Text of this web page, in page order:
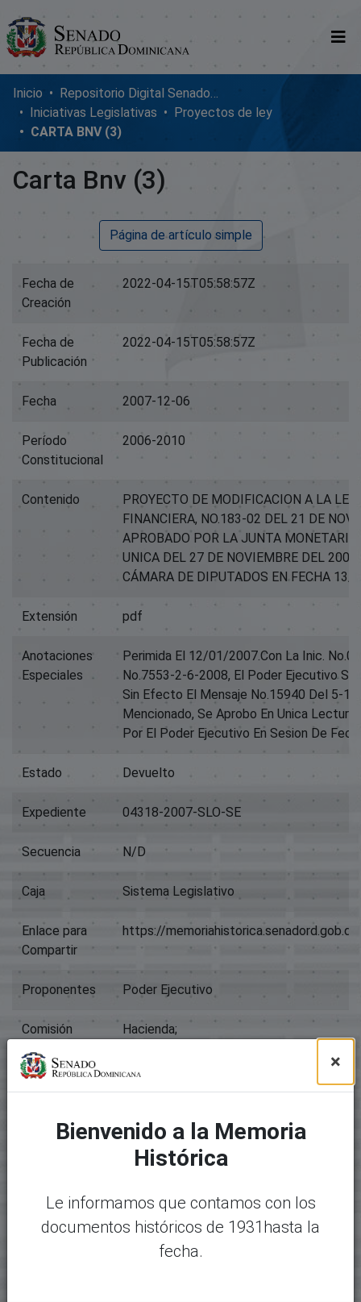
Comunidades
Glosario
Nosotros
Inicio
Repositorio Digital SenadoRD
Iniciativas Legislativas
Proyectos de ley
CARTA BNV (3)
Carta Bnv (3)
Página de artículo simple
Fecha de
Creación
2022-04-15T05:58:57Z
Fecha de
Publicación
2022-04-15T05:58:57Z
Fecha 2007-12-06
Período
Constitucional
2006-2010
Contenido
PROYECTO DE MODIFICACION A LA
FINANCIERA, NO.183-02 DEL 21 DE
APROBADO POR LA JUNTA
UNICA DEL 27 DE NOVIEMBRE DEL
CÁMARA DE DIPUTADOS EN FECHA
Extensión pdf
Anotaciones
Especiales
Perimida El 12/01/2007.Con La Inic.
No.7553-2-6-2008, El Poder Ejecutivo
Sin Efecto El Mensaje No.15940 Del 5-
Mencionado, Se Aprobo En Unica
Por El Poder Ejecutivo En Sesion De
Estado Devuelto
Expediente 04318-2007-SLO-SE
Secuencia N/D
Caja Sistema Legislativo
Enlace para
Compartir
https://
Proponentes Poder Ejecutivo
Comisión Hacienda;
Título Carta Bnv (3)
Mostrando 1 - 1 de 1
No hay
Nombre:
14257-9035 - Carta BNV (3).pdf
Desc
×
Bienvenido a la Memoria
Histórica
Le informamos que contamos con los
documentos históricos de 1931hasta la
fecha.